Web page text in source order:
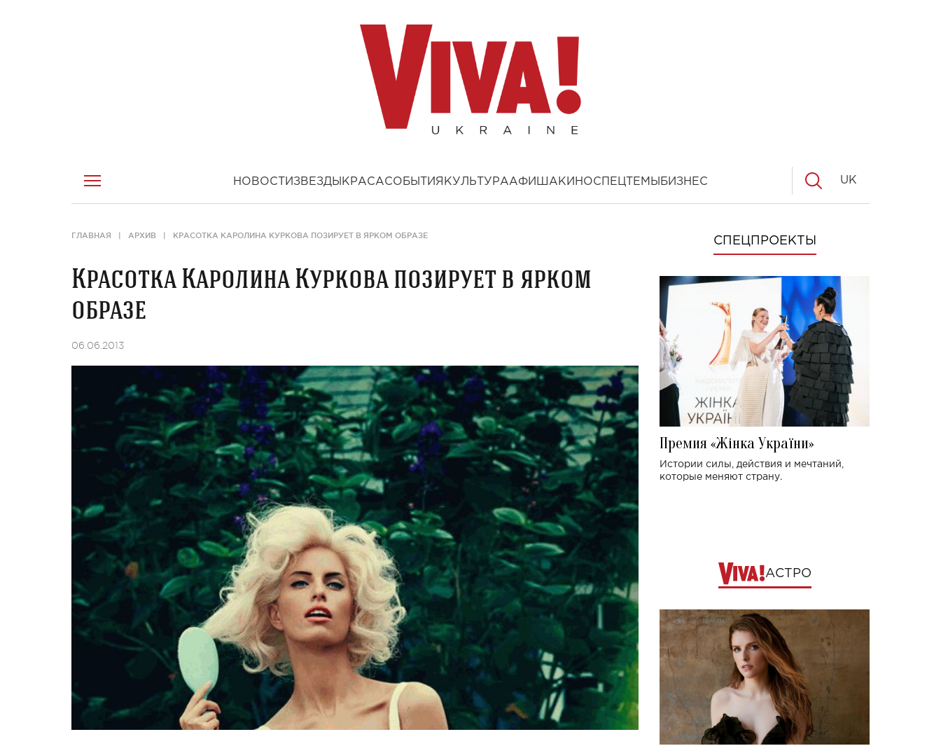
НОВОСТИ ЗВЕЗДЫ КРАСАСОБЫТИЯ КУЛЬТУРААФИША КИНОСПЕЦТЕМЫ БИЗНЕС UK
ГЛАВНАЯ АРХИВ КРАСОТКА КАРОЛИНА КУРКОВА ПОЗИРУЕТ В ЯРКОМ ОБРАЗЕ
Красотка Каролина Куркова позирует в ярком
образе
06.06.2013
СПЕЦПРОЕКТЫ
Премия «Жінка України»
Истории силы, действия и мечтаний,
которые меняют страну.
АСТРО